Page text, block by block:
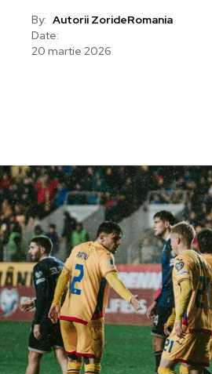
By: Autorii ZorideRomania
Date:
20 martie 2026